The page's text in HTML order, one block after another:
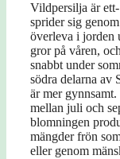
Vildpersilja är
sprider sig
överleva i jorden
gror på våren,
snabbt under
södra delarna av
är mer
mellan juli och
blomningen
mängder frön
eller genom